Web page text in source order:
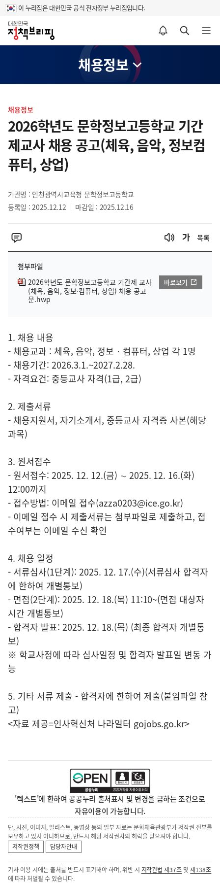
이 누리집은 대한민국 공식 전자정부 누리집입니다.
홈
알림설정 바로가기 검색 바로가기 메뉴 열기
채용정보
텐
츠
영
역
채용정보
2026학년도 문학정보고등학교 기간
제교사 채용 공고(체육, 음악, 정보컴
퓨터, 상업)
기관명 : 인천광역시교육청 문학정보고등학교
등록일 : 2025.12.12
마감일 : 2025.12.16
목록
첨부파일
2026학년도 문학정보고등학교 기간제 교사
(체육, 음악, 정보·컴퓨터, 상업) 채용 공고
문.hwp
바로보기
1. 채용 내용
- 채용교과 : 체육, 음악, 정보‧컴퓨터, 상업 각 1명
- 채용기간: 2026.3.1.~2027.2.28.
- 자격요건: 중등교사 자격(1급, 2급)
2. 제출서류
- 채용지원서, 자기소개서, 중등교사 자격증 사본(해당
과목)
3. 원서접수
- 원서접수: 2025. 12. 12.(금) ∼ 2025. 12. 16.(화)
12:00까지
- 접수방법: 이메일 접수(azza0203@ice.go.kr)
- 이메일 접수 시 제출서류는 첨부파일로 제출하고, 접
수여부는 이메일 수신 확인
4. 채용 일정
- 서류심사(1단계): 2025. 12. 17.(수)(서류심사 합격자
에 한하여 개별통보)
- 면접(2단계): 2025. 12. 18.(목) 11:10~(면접 대상자
시간 개별통보)
- 합격자 발표: 2025. 12. 18.(목) (최종 합격자 개별통
보)
※ 학교사정에 따라 심사일정 및 합격자 발표일 변동 가
능
5. 기타 서류 제출 - 합격자에 한하여 제출(붙임파일 참
고)
<자료 제공=인사혁신처 나라일터 gojobs.go.kr>
'텍스트'에 한하여 공공누리 출처표시 및 변경을 금하는 조건으로
자유이용이 가능합니다.
단, 사진, 이미지, 일러스트, 동영상 등의 일부 자료는 문화체육관광부가 저작권 전부를
보유하고 있지 아니하므로, 반드시 해당 저작권자의 허락을 받으셔야 합니다.
저작권정책
담당자안내
기사 이용 시에는 출처를 반드시 표기해야 하며, 위반 시 저작권법 제37조 및제138조
에 따라 처벌될 수 있습니다.